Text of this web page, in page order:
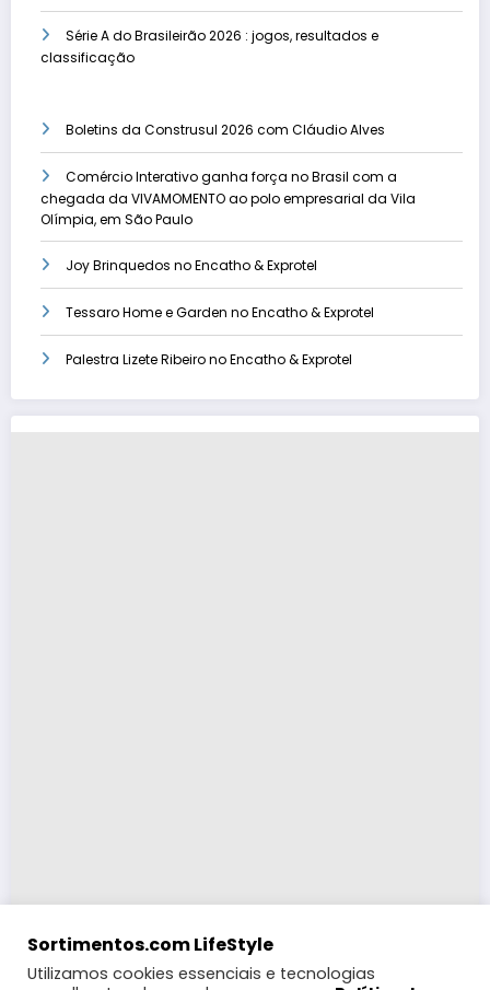
Série A do Brasileirão 2026 : jogos, resultados e
classificação
Boletins da Construsul 2026 com Cláudio Alves
Comércio Interativo ganha força no Brasil com a
chegada da VIVAMOMENTO ao polo empresarial da Vila
Olímpia, em São Paulo
Joy Brinquedos no Encatho & Exprotel
Tessaro Home e Garden no Encatho & Exprotel
Palestra Lizete Ribeiro no Encatho & Exprotel
Sortimentos.com LifeStyle
Utilizamos cookies essenciais e tecnologias